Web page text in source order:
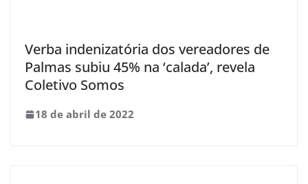
Verba indenizatória dos vereadores de
Palmas subiu 45% na ‘calada’, revela
Coletivo Somos
18 de abril de 2022